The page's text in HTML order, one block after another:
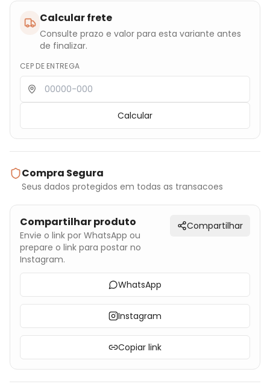
Calcular frete
Consulte prazo e valor para esta variante antes
de finalizar.
CEP DE ENTREGA
Calcular
Compra Segura
Seus dados protegidos em todas as transacoes
Compartilhar produto
Envie o link por WhatsApp ou
prepare o link para postar no
Instagram.
Compartilhar
WhatsApp
Instagram
Copiar link